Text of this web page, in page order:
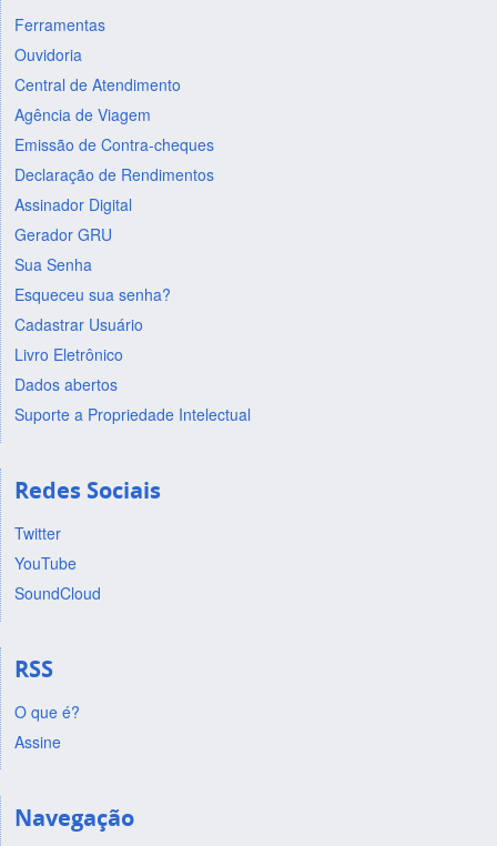
Ferramentas
Ouvidoria
Central de Atendimento
Agência de Viagem
Emissão de Contra-cheques
Declaração de Rendimentos
Assinador Digital
Gerador GRU
Sua Senha
Esqueceu sua senha?
Cadastrar Usuário
Livro Eletrônico
Dados abertos
Suporte a Propriedade Intelectual
Redes Sociais
Twitter
YouTube
SoundCloud
RSS
O que é?
Assine
Navegação